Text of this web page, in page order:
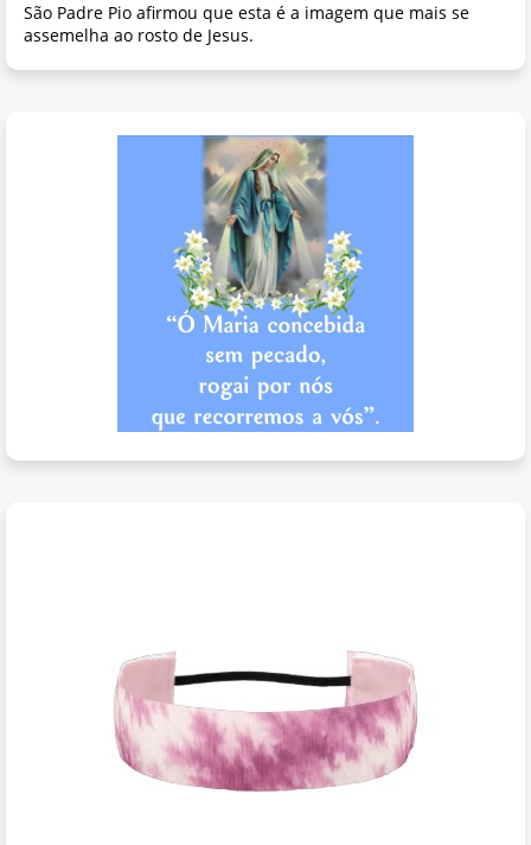
São Padre Pio afirmou que esta é a imagem que mais se
assemelha ao rosto de Jesus.